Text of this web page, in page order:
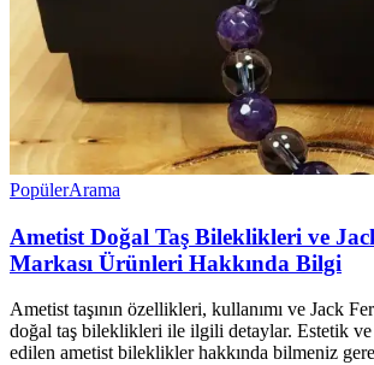
PopülerArama
Ametist Doğal Taş Bileklikleri ve
Markası Ürünleri Hakkında Bilgi
Ametist taşının özellikleri, kullanımı ve Jack
doğal taş bileklikleri ile ilgili detaylar. Estetik ve
edilen ametist bileklikler hakkında bilmeniz